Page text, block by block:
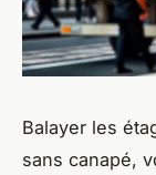
Balayer les
sans canapé,